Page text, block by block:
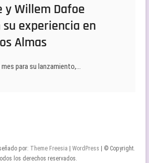
y Willem Dafoe
experiencia en
Almas
para su lanzamiento,…
por: Theme Freesia |WordPress
| © Copyright.
los derechos reservados.